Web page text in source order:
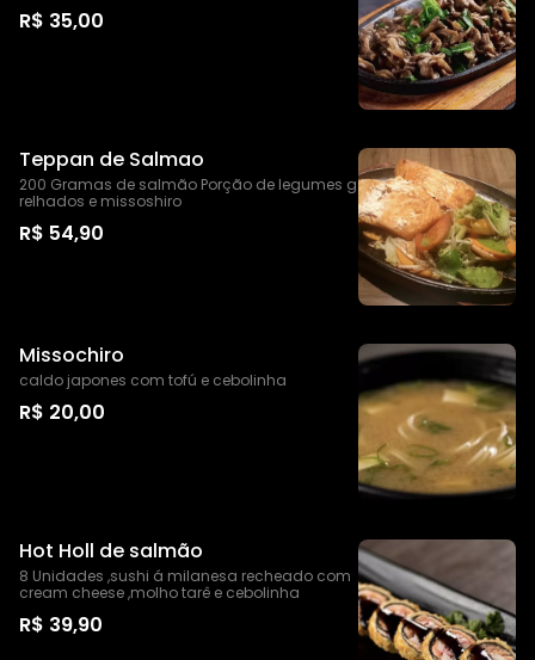
R$ 35,00
Teppan de Salmao
200 Gramas de salmão Porção de legumes g
relhados e missoshiro
R$ 54,90
Missochiro
caldo japones com tofú e cebolinha
R$ 20,00
Hot Holl de salmão
8 Unidades ,sushi á milanesa recheado com
cream cheese ,molho tarê e cebolinha
R$ 39,90